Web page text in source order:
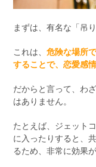
まずは、有名な「吊
これは、危険な場所
することで、恋愛感
だからと言って、わ
はありません。
たとえば、ジェット
に入ったりすると、
るため、非常に効果